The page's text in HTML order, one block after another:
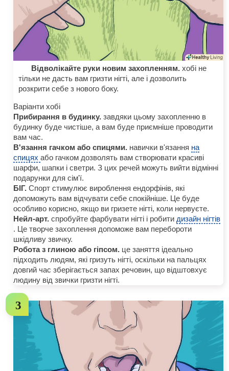
Відволікайте руки новим захопленням. хобі не
тільки не дасть вам гризти нігті, але і дозволить
розкрити себе з нового боку.
Варіанти хобі
Прибирання в будинку. завдяки цьому захопленню в
будинку буде чистіше, а вам буде приємніше проводити
вам час.
В'язання гачком або спицями. навички в'язання на
спицяхабо гачком дозволять вам створювати красиві
шарфи, шапки і светри. З цих речей можуть вийти відмінні
подарунки для сім'ї.
БІГ. Спорт стимулює вироблення ендорфінів, які
допоможуть вам відчувати себе спокійніше. Це буде
особливо корисно, якщо ви гризете нігті, коли нервуєте.
Нейл-арт. спробуйте фарбувати нігті і робити дизайн нігтів
. Це творче захоплення допоможе вам перебороти
шкідливу звичку.
Робота з глиною або гіпсом. це заняття ідеально
підходить людям, які гризуть нігті, оскільки на пальцях
довгий час зберігається запах речовин, що відштовхує
людину від звички гризти нігті.